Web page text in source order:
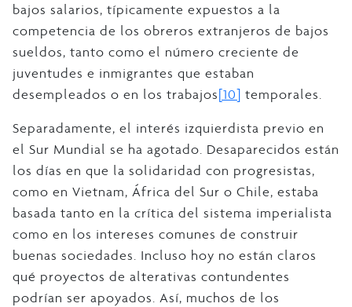
bajos salarios, típicamente expuestos a la
competencia de los obreros extranjeros de bajos
sueldos, tanto como el número creciente de
juventudes e inmigrantes que estaban
desempleados o en los trabajos[10] temporales.
Separadamente, el interés izquierdista previo en
el Sur Mundial se ha agotado. Desaparecidos están
los días en que la solidaridad con progresistas,
como en Vietnam, África del Sur o Chile, estaba
basada tanto en la crítica del sistema imperialista
como en los intereses comunes de construir
buenas sociedades. Incluso hoy no están claros
qué proyectos de alterativas contundentes
podrían ser apoyados. Así, muchos de los